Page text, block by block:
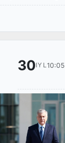
keldi.
30IYL10:05